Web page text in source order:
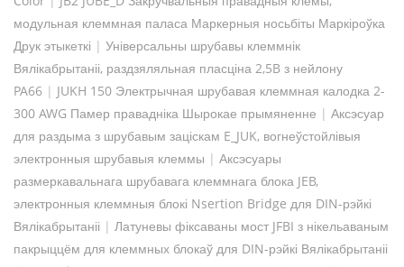
модульная клеммная паласа Маркерныя носьбіты Маркіроўка
Друк этыкеткі | Універсальны шрубавы клеммнік
Вялікабрытаніі, раздзяляльная пласціна 2,5B з нейлону
PA66 | JUKH 150 Электрычная шрубавая клеммная калодка 2-
300 AWG Памер правадніка Шырокае прымяненне | Аксэсуар
для раздыма з шрубавым заціскам E_JUK, вогнеўстойлівыя
электронныя шрубавыя клеммы | Аксэсуары
размеркавальнага шрубавага клеммнага блока JEB,
электронныя клеммныя блокі Nsertion Bridge для DIN-рэйкі
Вялікабрытаніі | Латуневы фіксаваны мост JFBI з нікельаваным
пакрыццём для клеммных блокаў для DIN-рэйкі Вялікабрытаніі